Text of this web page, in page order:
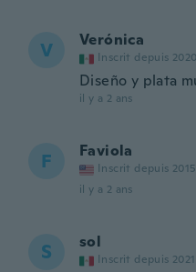
V Verónica
Inscrit depuis 2020
Diseño y plata
il y a 2 ans
F Faviola
Inscrit depuis 2015
il y a 2 ans
S sol
Inscrit depuis 2021